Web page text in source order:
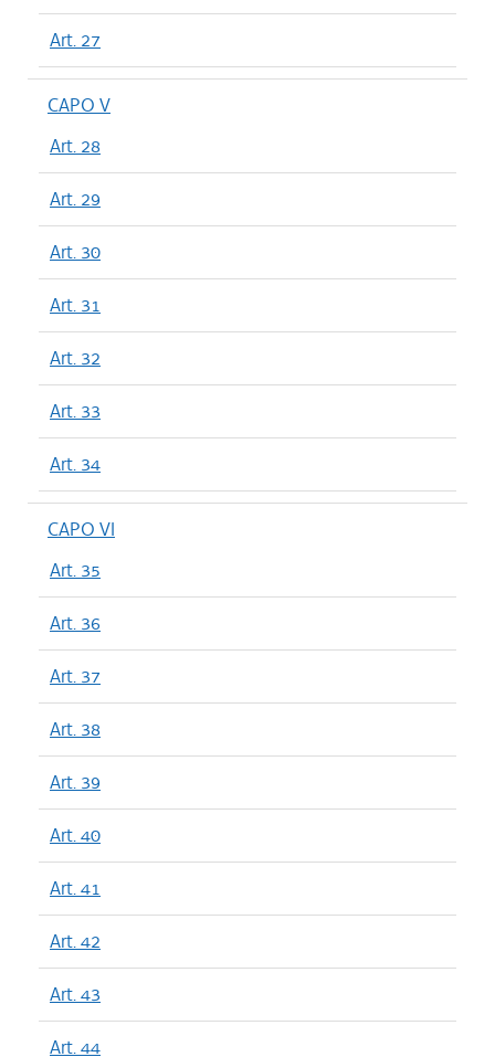
Art. 27
CAPO V
Art. 28
Art. 29
Art. 30
Art. 31
Art. 32
Art. 33
Art. 34
CAPO VI
Art. 35
Art. 36
Art. 37
Art. 38
Art. 39
Art. 40
Art. 41
Art. 42
Art. 43
Art. 44